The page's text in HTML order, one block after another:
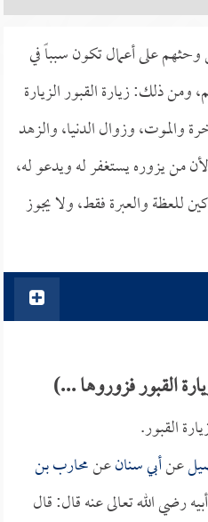
على أعمال تكون سبباً في
ذلك: زيارة القبور الزيارة
والموت، وزوال الدنيا، والزهد
لأن من يزوره يستغفر له ويدعو له،
للعظة والعبرة فقط، ولا يجوز
القبور فزوروها ...)
القبور.
عنأبي سنانعنمحارب بن
رضي الله تعالى عنه قال: قال